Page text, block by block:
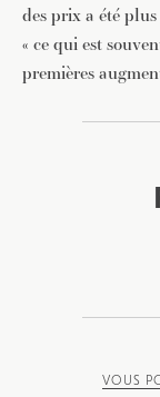
des prix a été
« ce qui est
premières
VOUS